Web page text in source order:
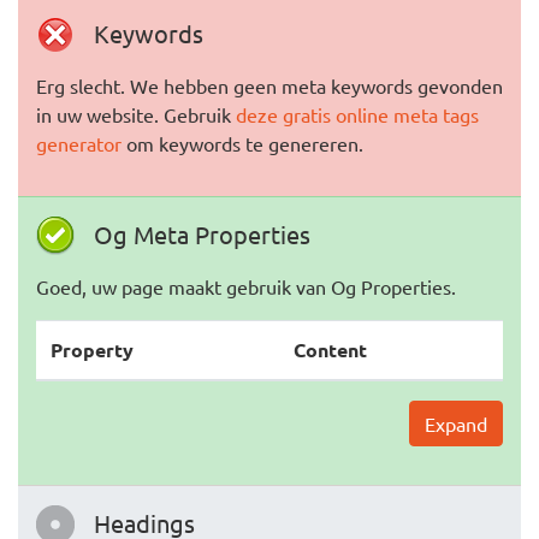
Keywords
Erg slecht. We hebben geen meta keywords gevonden
in uw website. Gebruik deze gratis online meta tags
generator om keywords te genereren.
Og Meta Properties
Goed, uw page maakt gebruik van Og Properties.
Property Content
Expand
Headings